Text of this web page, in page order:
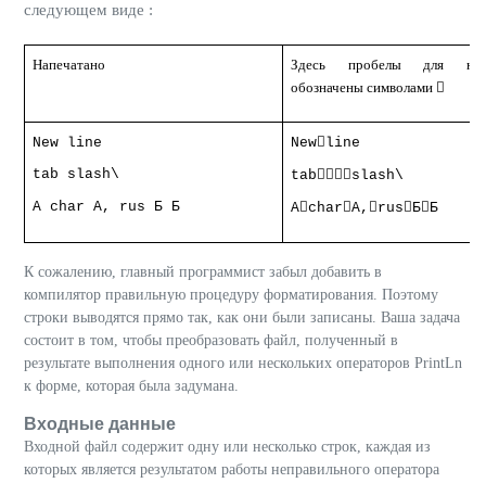
следующем виде :
Напечатано
Здесь пробелы для
обозначены символами 
New line
tab slash\
A char A, rus
Б Б
Newline
tab slash\
Achar A, rus  Б Б
К сожалению, главный программист забыл добавить в
компилятор правильную процедуру форматирования. Поэтому
строки выводятся прямо так, как они были записаны. Ваша задача
состоит в том, чтобы преобразовать файл, полученный в
результате выполнения одного или нескольких операторов PrintLn
к форме, которая была задумана.
Входные данные
Входной файл содержит одну или несколько строк, каждая из
которых является результатом работы неправильного оператора